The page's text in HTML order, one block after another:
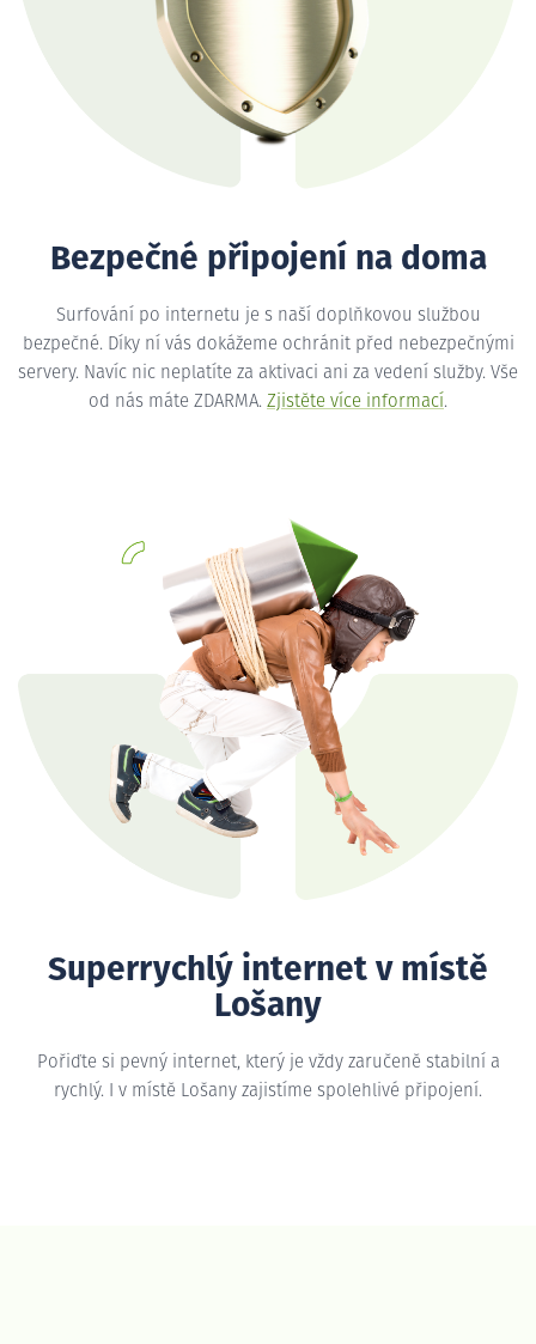
Bezpečné připojení na doma
Surfování po internetu je s naší doplňkovou službou
bezpečné. Díky ní vás dokážeme ochránit před nebezpečnými
servery. Navíc nic neplatíte za aktivaci ani za vedení služby. Vše
od nás máte ZDARMA. Zjistěte více informací.
Superrychlý internet v místě
Lošany
Pořiďte si pevný internet, který je vždy zaručeně stabilní a
rychlý. I v místě Lošany zajistíme spolehlivé připojení.